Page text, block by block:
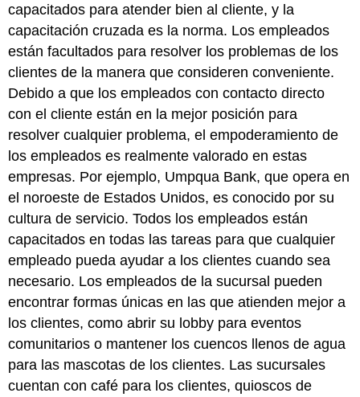
capacitados para atender bien al cliente, y la
capacitación cruzada es la norma. Los empleados
están facultados para resolver los problemas de los
clientes de la manera que consideren conveniente.
Debido a que los empleados con contacto directo
con el cliente están en la mejor posición para
resolver cualquier problema, el empoderamiento de
los empleados es realmente valorado en estas
empresas. Por ejemplo, Umpqua Bank, que opera en
el noroeste de Estados Unidos, es conocido por su
cultura de servicio. Todos los empleados están
capacitados en todas las tareas para que cualquier
empleado pueda ayudar a los clientes cuando sea
necesario. Los empleados de la sucursal pueden
encontrar formas únicas en las que atienden mejor a
los clientes, como abrir su lobby para eventos
comunitarios o mantener los cuencos llenos de agua
para las mascotas de los clientes. Las sucursales
cuentan con café para los clientes, quioscos de